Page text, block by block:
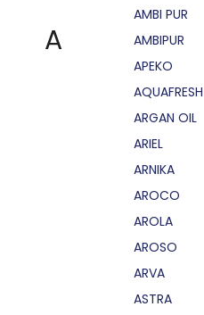
A
AMBI PUR
AMBIPUR
APEKO
AQUAFRESH
ARGAN OIL
ARIEL
ARNIKA
AROCO
AROLA
AROSO
ARVA
ASTRA